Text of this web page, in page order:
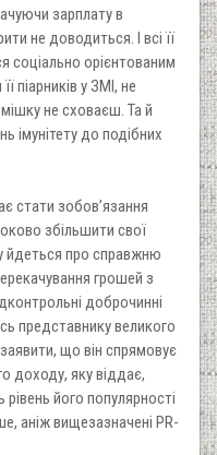
зарплату в
не доводиться. I всі її
соціально орієнтованим
піарників у ЗМI, не
не сховаєш. Та й
імунітету до подібних
стати зобов’язання
збільшити свої
йдеться про справжню
грошей з
доброчинні
представнику великого
що він спрямовує
доходу, яку віддає,
його популярності
аніж вищезазначені PR-